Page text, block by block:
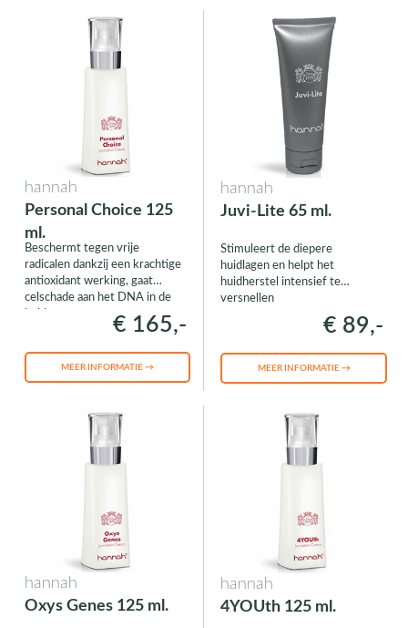
hannah
Personal Choice 125
ml.
Beschermt tegen vrije
radicalen dankzij een krachtige
antioxidant werking, gaat
celschade aan het DNA in de
€ 165,-
MEER INFORMATIE →
hannah
Juvi-Lite 65 ml.
Stimuleert de diepere
huidlagen en helpt het
huidherstel intensief te
versnellen
€ 89,-
MEER INFORMATIE →
hannah
Oxys Genes 125 ml.
hannah
4YOUth 125 ml.